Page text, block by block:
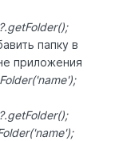
папку в
приложения